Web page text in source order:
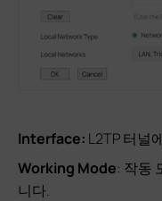
Interface: L2TP 터널
Working Mode: 작동
니다.